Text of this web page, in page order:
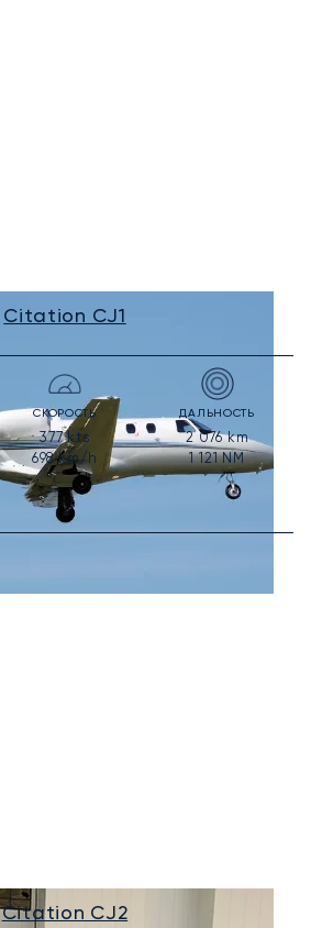
Citation CJ1
СКОРОСТЬ
377kts
698km/h
ДАЛЬНОСТЬ
2 076km
1 121NM
Citation CJ2